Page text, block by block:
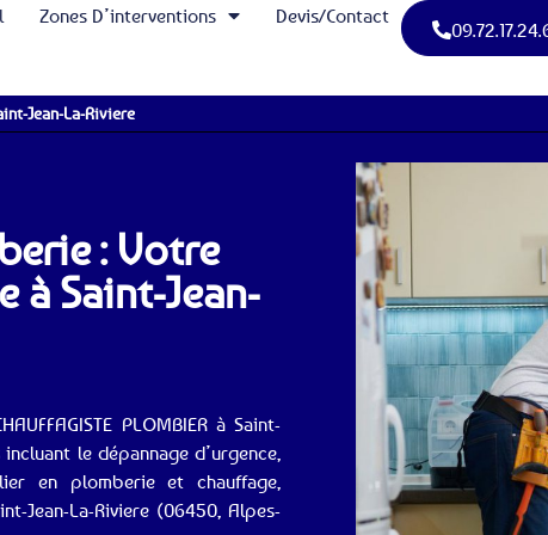
Zones D’interventions Devis/Contact
Jean-La-Riviere
: Votre
à Saint-Jean-
PLOMBIER à Saint-
le dépannage d’urgence,
en plomberie et chauffage,
Jean-La-Riviere (06450, Alpes-